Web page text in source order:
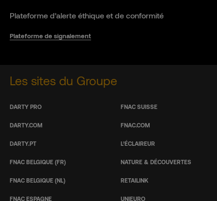
Plateforme d’alerte éthique et de conformité
Plateforme de signalement
Les sites du Groupe
DARTY PRO
DARTY.COM
DARTY.PT
FNAC BELGIQUE (FR)
FNAC BELGIQUE (NL)
FNAC ESPAGNE
FNAC SUISSE
FNAC.COM
L’ÉCLAIREUR
NATURE & DÉCOUVERTES
RETAILINK
UNIEURO